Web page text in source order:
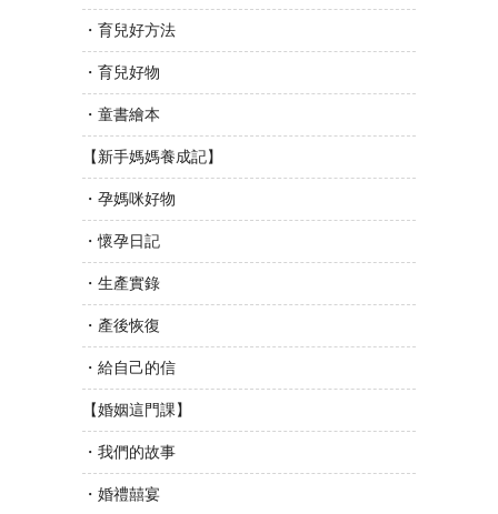
・育兒好方法
・育兒好物
・童書繪本
【新手媽媽養成記】
・孕媽咪好物
・懷孕日記
・生產實錄
・產後恢復
・給自己的信
【婚姻這門課】
・我們的故事
・婚禮囍宴